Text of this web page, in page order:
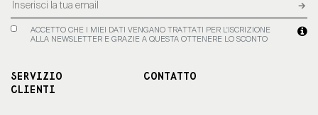
SERVIZIO
CLIENTI
CONTATTO
ACCETTO CHE I MIEI DATI VENGANO TRATTATI PER L'ISCRIZIONE
ALLA NEWSLETTER E GRAZIE A QUESTA OTTENERE LO SCONTO